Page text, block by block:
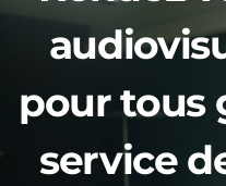
pour tous
service